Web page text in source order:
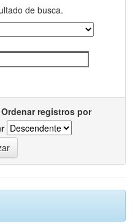
de busca.
Ordenar registros por